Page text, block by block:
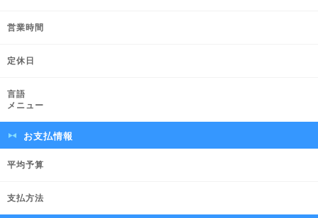
営業時間
定休日
言語
メニュー
お支払情報
平均予算
支払方法